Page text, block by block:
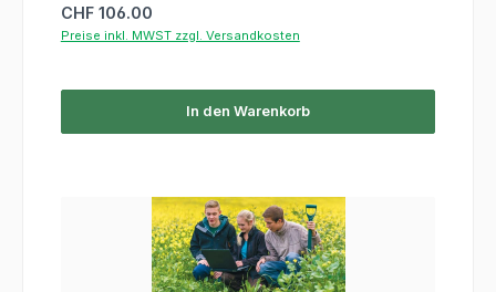
Regulärer Preis:
CHF 106.00
Preise inkl. MWST zzgl. Versandkosten
In den Warenkorb